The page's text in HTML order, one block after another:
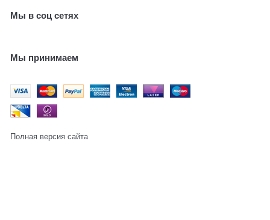
Мы в соц сетях
Мы принимаем
Полная версия сайта